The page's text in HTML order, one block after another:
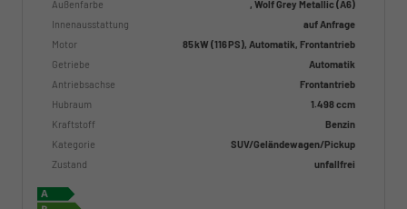
Außenfarbe
, Wolf Grey Metallic (A6)
Innenausstattung
auf Anfrage
Motor
85 kW (116 PS), Automatik, Frontantrieb
Getriebe
Automatik
Antriebsachse
Frontantrieb
Hubraum
1.498 ccm
Kraftstoff
Benzin
Kategorie
SUV/Geländewagen/Pickup
Zustand
unfallfrei